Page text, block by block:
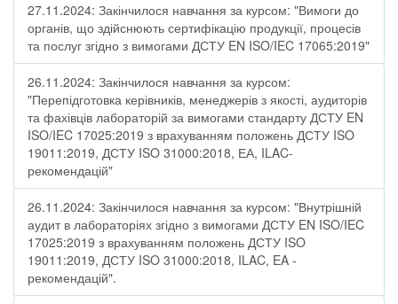
27.11.2024: Закінчилося навчання за курсом: "Вимоги до
органів, що здійснюють сертифікацію продукції, процесів
та послуг згідно з вимогами ДСТУ EN ISO/IEC 17065:2019"
26.11.2024: Закінчилося навчання за курсом:
"Перепідготовка керівників, менеджерів з якості, аудиторів
та фахівців лабораторій за вимогами стандарту ДСТУ EN
ISO/IEC 17025:2019 з врахуванням положень ДСТУ ISO
19011:2019, ДСТУ ISO 31000:2018, ЕА, ILAC-
рекомендацій"
26.11.2024: Закінчилося навчання за курсом: "Внутрішній
аудит в лабораторіях згідно з вимогами ДСТУ EN ISO/IEC
17025:2019 з врахуванням положень ДСТУ ISO
19011:2019, ДСТУ ISO 31000:2018, ILAC, EA -
рекомендацій".